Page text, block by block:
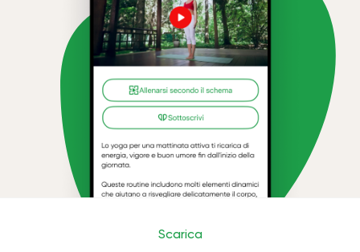
Scarica